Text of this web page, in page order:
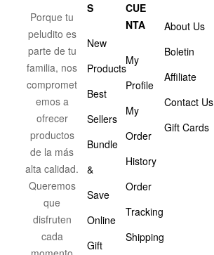
Porque tu
peludito es
parte de tu
familia, nos
compromet
emos a
ofrecer
productos
de la más
alta calidad.
Queremos
que
disfruten
cada
S
New
Products
Best
Sellers
Bundle
&
Save
Online
Gift
CUE
NTA
My
Profile
My
Order
History
Order
Tracking
Shipping
About Us
Boletin
Affiliate
Contact Us
Gift Cards